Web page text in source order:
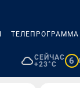
ТЕЛЕПРОГРАММА
СЕЙЧАС
+23°C
6